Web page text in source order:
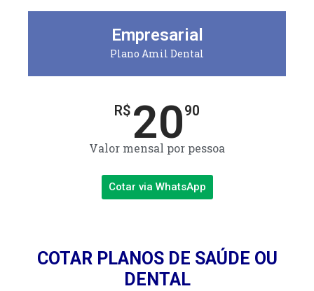
Empresarial
Plano Amil Dental
R$ 2090
Valor mensal por pessoa
Cotar via WhatsApp
COTAR PLANOS DE SAÚDE OU
DENTAL